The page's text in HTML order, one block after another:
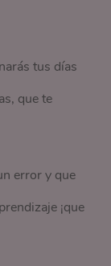
tus días
que te
error y que
¡que